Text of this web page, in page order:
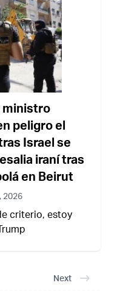
ministro
peligro el
Israel se
iraní tras
en Beirut
2026
criterio, estoy
Next